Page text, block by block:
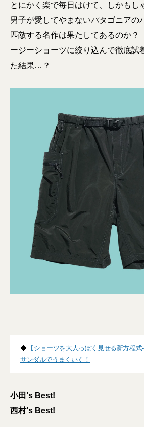
とにかく楽で毎日はけて、しかもし
男子が愛してやまないパタゴニアの
匹敵する名作は果たしてあるのか
ージーショーツに絞り込んで徹底試
た結果…？
◆ 【ショーツを大人っぽく見せる新方程
サンダルでうまくいく！
小田’s Best!
西村’s Best!